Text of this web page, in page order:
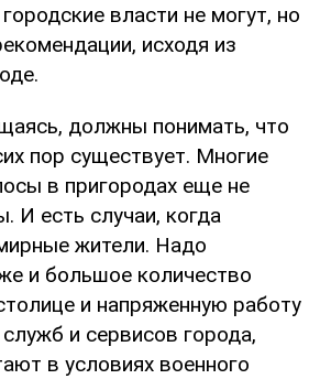
власти не могут, но
исходя из
должны понимать, что
пор существует. Многие
в пригородах еще не
И есть случаи, когда
жители. Надо
и большое количество
и напряженную работу
и сервисов города,
в условиях военного